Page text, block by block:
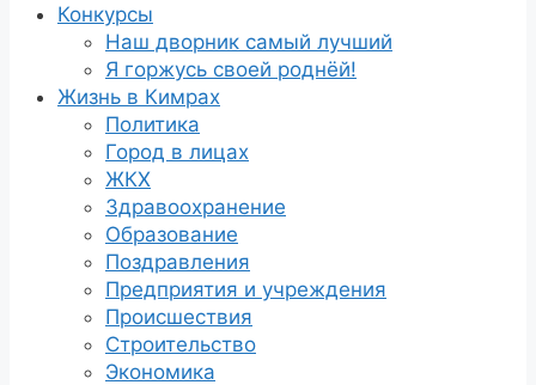
Конкурсы
Наш дворник самый лучший
Я горжусь своей роднёй!
Жизнь в Кимрах
Политика
Город в лицах
ЖКХ
Здравоохранение
Образование
Поздравления
Предприятия и учреждения
Происшествия
Строительство
Экономика